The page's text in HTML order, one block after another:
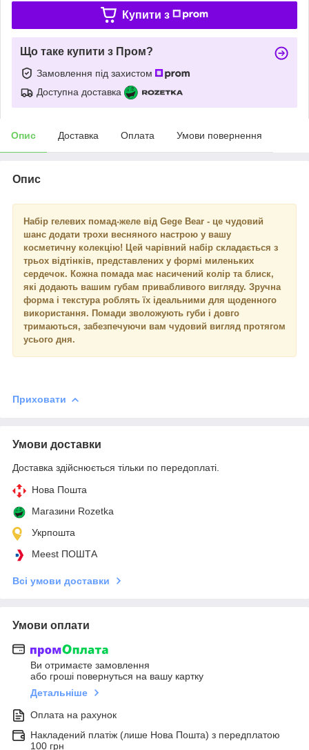
Купити з
Що таке купити з Пром?
Замовлення під захистом
Доступна доставка
Опис Доставка Оплата Умови повернення
Опис
Набір гелевих помад-желе від Gege Bear - це чудовий
шанс додати трохи весняного настрою у вашу
косметичну колекцію! Цей чарівний набір складається з
трьох відтінків, представлених у формі миленьких
сердечок. Кожна помада має насичений колір та блиск,
які додають вашим губам привабливого вигляду. Зручна
форма і текстура роблять їх ідеальними для щоденного
використання. Помади зволожують губи і довго
тримаються, забезпечуючи вам чудовий вигляд протягом
усього дня.
Приховати
Умови доставки
Доставка здійснюється тільки по передоплаті.
Нова Пошта
Магазини Rozetka
Укрпошта
Meest ПОШТА
Всі умови доставки
Умови оплати
Ви отримаєте замовлення
або гроші повернуться на вашу картку
Детальніше
Оплата на рахунок
Накладений платіж (лише Нова Пошта) з передплатою
100 грн